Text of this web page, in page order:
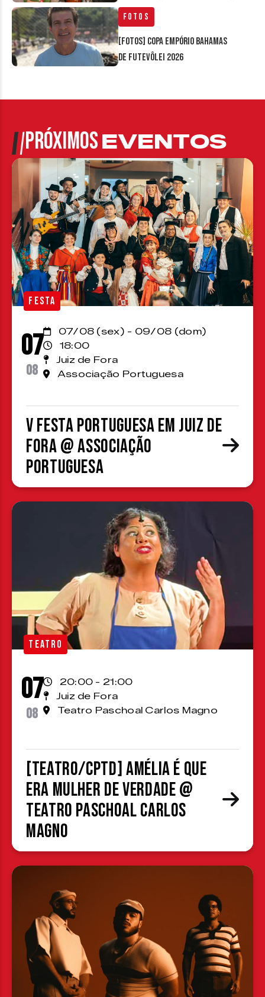
Fotos
[FOTOS] Copa Empório Bahamas
de Futevôlei 2026
PRÓXIMOSEVENTOS
FESTA
07
08
07/08 (sex) - 09/08 (dom)
18:00
Juiz de Fora
Associação Portuguesa
V Festa Portuguesa em Juiz de
Fora @ Associação
Portuguesa
TEATRO
07
08
20:00 - 21:00
Juiz de Fora
Teatro Paschoal Carlos Magno
[TEATRO/CPTD] Amélia é que
era mulher de verdade @
Teatro Paschoal Carlos
Magno